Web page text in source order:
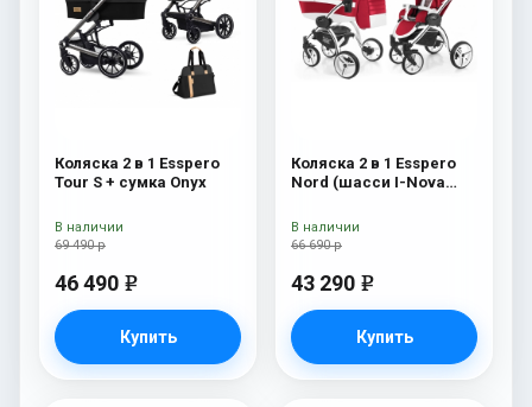
Коляска 2 в 1 Esspero
Tour S + сумка Onyx
69 490 р
46 490 e
Купить
В наличии
Коляска 2 в 1 Esspero
Nord (шасси I-Nova
66 690 р
43 290 e
Купить
В наличии